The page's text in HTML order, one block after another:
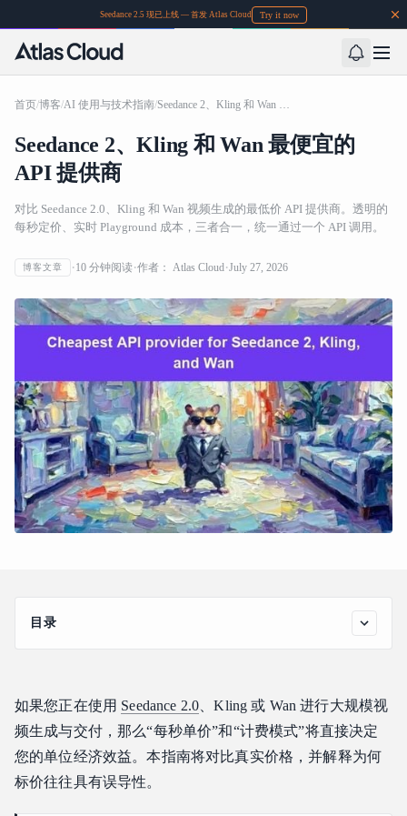
Seedance 2.5 现已上线 — 首发 Atlas Cloud Try it now
首页/博客/AI 使用与技术指南/ Seedance 2、Kling 和 Wan 最便宜的 API 提供商
Seedance 2、Kling 和 Wan 最便宜的
API 提供商
对比 Seedance 2.0、Kling 和 Wan 视频生成的最低价 API 提供商。透明的
每秒定价、实时 Playground 成本，三者合一，统一通过一个 API 调用。
博客文章 10 分钟阅读 作者： Atlas Cloud July 27, 2026
目录
视频 API 中“最便宜”的真正含义
Seedance 2.0 720P 规格下的供应商对比
三大模型统一 API 集成
开发者集成与企业级可靠性
如果您正在使用 Seedance 2.0 、Kling 或 Wan 进行大规模视
频生成与交付，那么“每秒单价”和“计费模式”将直接决定
您的单位经济效益。本指南将对比真实价格，并解释为何
标价往往具有误导性。